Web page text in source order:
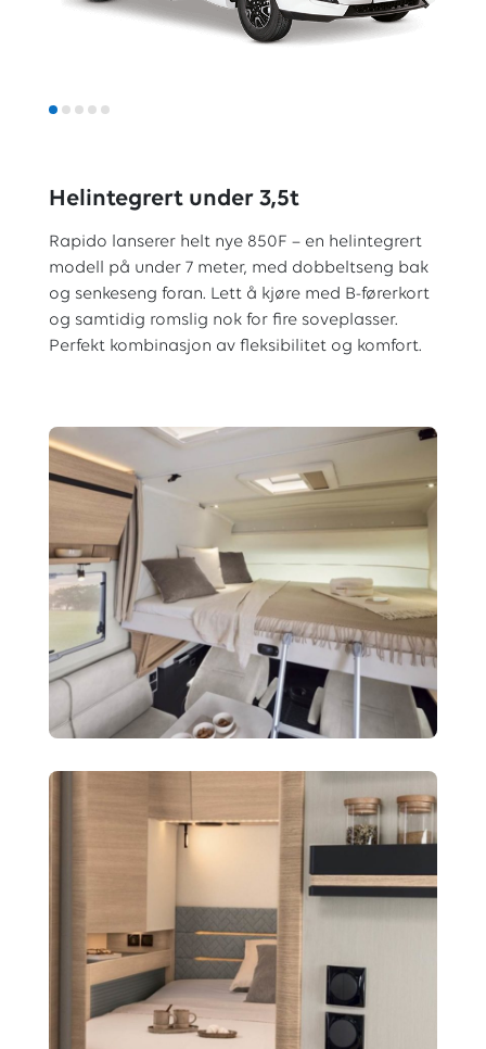
Helintegrert under 3,5t
Rapido lanserer helt nye 850F – en helintegrert
modell på under 7 meter, med dobbeltseng bak
og senkeseng foran. Lett å kjøre med B-førerkort
og samtidig romslig nok for fire soveplasser.
Perfekt kombinasjon av fleksibilitet og komfort.